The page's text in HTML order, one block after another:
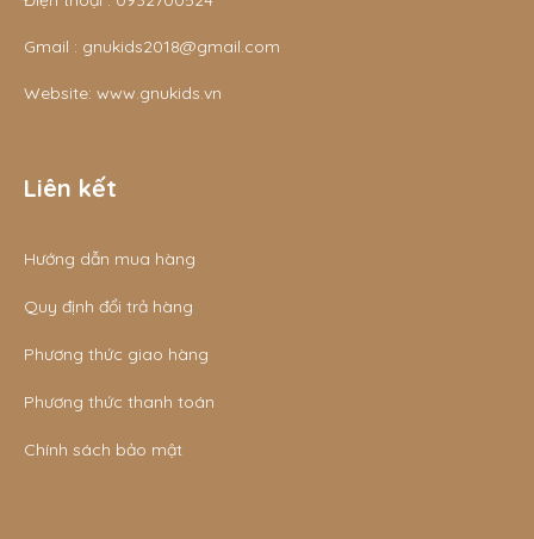
Gmail : gnukids2018@gmail.com
Website: www.gnukids.vn
Liên kết
Hướng dẫn mua hàng
Quy định đổi trả hàng
Phương thức giao hàng
Phương thức thanh toán
Chính sách bảo mật